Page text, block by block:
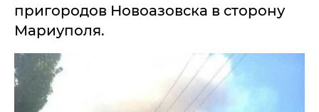
пригородов Новоазовска в сторону
Мариуполя.